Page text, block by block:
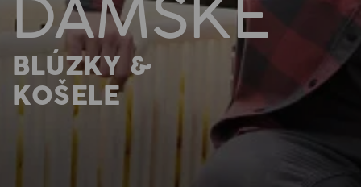
DÁMSKE
BLÚZKY &
KOŠELE